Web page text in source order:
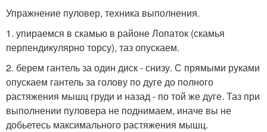
Упражнение пуловер, техника выполнения.
1. упираемся в скамью в районе Лопаток (скамья
перпендикулярно торсу), таз опускаем.
2. берем гантель за один диск - снизу. С прямыми руками
опускаем гантель за голову по дуге до полного
растяжения мышц груди и назад - по той же дуге. Таз при
выполнении пуловера не поднимаем, иначе вы не
добьетесь максимального растяжения мышц.